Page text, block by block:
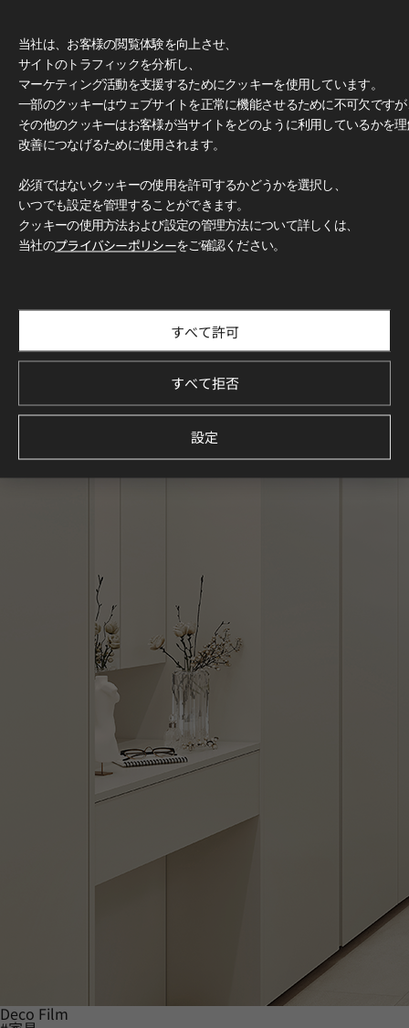
#家具
Deco Film
当社は、お客様の閲覧体験を向上させ、
サイトのトラフィックを分析し、
マーケティング活動を支援するためにクッキーを使用しています。
一部のクッキーはウェブサイトを正常に機能させるために不可欠です
その他のクッキーはお客様が当サイトをどのように利用しているかを
改善につなげるために使用されます。
必須ではないクッキーの使用を許可するかどうかを選択し、
いつでも設定を管理することができます。
クッキーの使用方法および設定の管理方法について詳しくは、
当社のプライバシーポリシーをご確認ください。
すべて許可
すべて拒否
設定